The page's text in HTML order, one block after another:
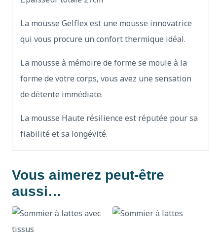
La mousse Gelflex est une mousse innovatrice
qui vous procure un confort thermique idéal.
La mousse à mémoire de forme se moule à la
forme de votre corps, vous avez une sensation
de détente immédiate.
La mousse Haute résilience est réputée pour sa
fiabilité et sa longévité.
Vous aimerez peut-être
aussi…